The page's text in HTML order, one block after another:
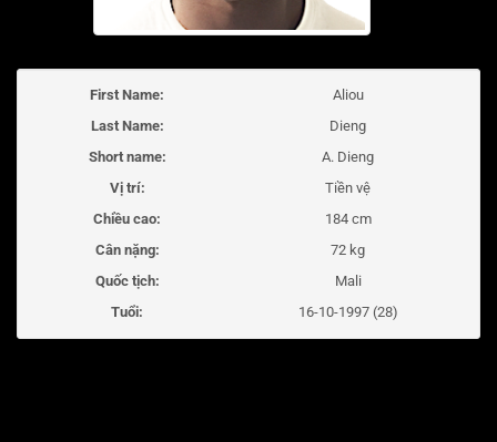
First Name:
Aliou
Last Name:
Dieng
Short name:
A. Dieng
Vị trí:
Tiền vệ
Chiều cao:
184 cm
Cân nặng:
72 kg
Quốc tịch:
Mali
Tuổi:
16-10-1997 (28)